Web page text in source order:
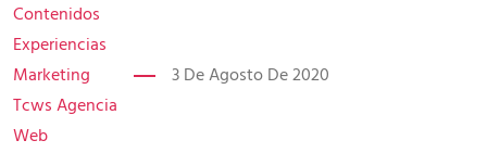
Contenidos
Experiencias
Marketing
Tcws Agencia
Web
3 De Agosto De 2020